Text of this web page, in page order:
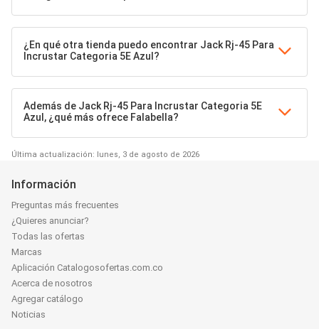
¿En qué otra tienda puedo encontrar Jack Rj-45 Para
Incrustar Categoria 5E Azul?
Además de Jack Rj-45 Para Incrustar Categoria 5E
Azul, ¿qué más ofrece Falabella?
Última actualización: lunes, 3 de agosto de 2026
Información
Preguntas más frecuentes
¿Quieres anunciar?
Todas las ofertas
Marcas
Aplicación Catalogosofertas.com.co
Acerca de nosotros
Agregar catálogo
Noticias